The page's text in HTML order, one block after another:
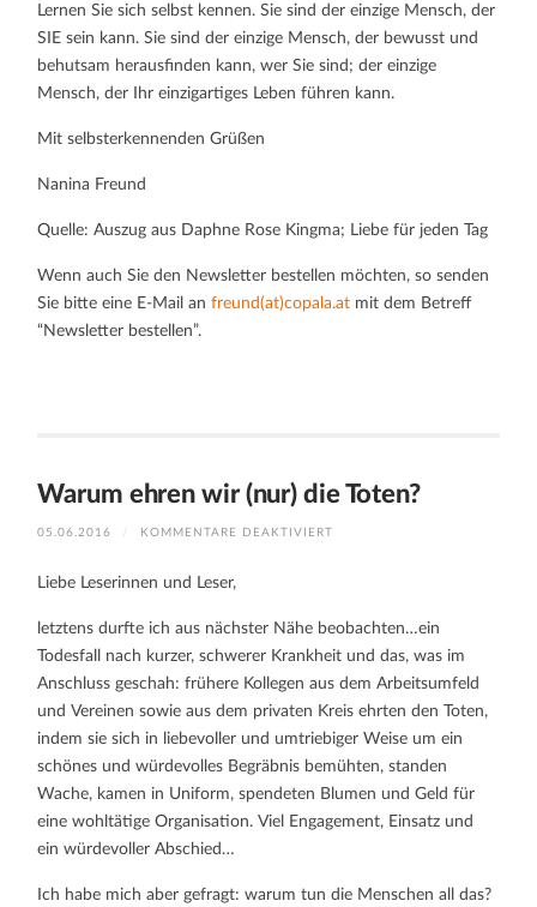
Lernen Sie sich selbst kennen. Sie sind der einzige Mensch, der
SIE sein kann. Sie sind der einzige Mensch, der bewusst und
behutsam herausfinden kann, wer Sie sind; der einzige
Mensch, der Ihr einzigartiges Leben führen kann.
Mit selbsterkennenden Grüßen
Nanina Freund
Quelle: Auszug aus Daphne Rose Kingma; Liebe für jeden Tag
Wenn auch Sie den Newsletter bestellen möchten, so senden
Sie bitte eine E-Mail anfreund(at)copala.at mit dem Betreff
“Newsletter bestellen”.
Warum ehren wir (nur) die Toten?
05.06.2016 / KOMMENTARE DEAKTIVIERT
TOTEN?
Liebe Leserinnen und Leser,
letztens durfte ich aus nächster Nähe beobachten…ein
Todesfall nach kurzer, schwerer Krankheit und das, was im
Anschluss geschah: frühere Kollegen aus dem Arbeitsumfeld
und Vereinen sowie aus dem privaten Kreis ehrten den Toten,
indem sie sich in liebevoller und umtriebiger Weise um ein
schönes und würdevolles Begräbnis bemühten, standen
Wache, kamen in Uniform, spendeten Blumen und Geld für
eine wohltätige Organisation. Viel Engagement, Einsatz und
ein würdevoller Abschied…
Ich habe mich aber gefragt: warum tun die Menschen all das?